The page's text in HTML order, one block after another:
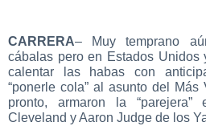
CARRERA– Muy temprano
cábalas pero en Estados Unidos
calentar las habas con
“ponerle cola” al asunto del
pronto, armaron la
Cleveland y Aaron Judge de los